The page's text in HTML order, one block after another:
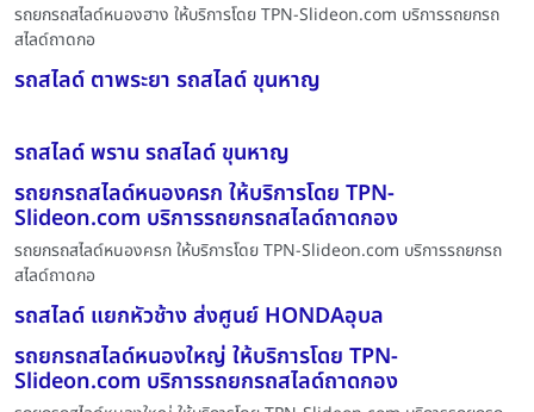
รถยกรถสไลด์หนองฮาง ให้บริการโดย TPN-Slideon.com บริการรถยกรถ
สไลด์ถาดกอ
รถสไลด์ ตาพระยา รถสไลด์ ขุนหาญ
รถสไลด์ พราน รถสไลด์ ขุนหาญ
รถยกรถสไลด์หนองครก ให้บริการโดย TPN-
Slideon.com บริการรถยกรถสไลด์ถาดกอง
รถยกรถสไลด์หนองครก ให้บริการโดย TPN-Slideon.com บริการรถยกรถ
สไลด์ถาดกอ
รถสไลด์ แยกหัวช้าง ส่งศูนย์ HONDAอุบล
รถยกรถสไลด์หนองใหญ่ ให้บริการโดย TPN-
Slideon.com บริการรถยกรถสไลด์ถาดกอง